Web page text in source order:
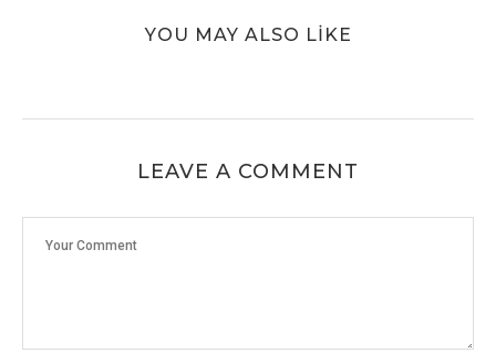
YOU MAY ALSO LIKE
LEAVE A COMMENT